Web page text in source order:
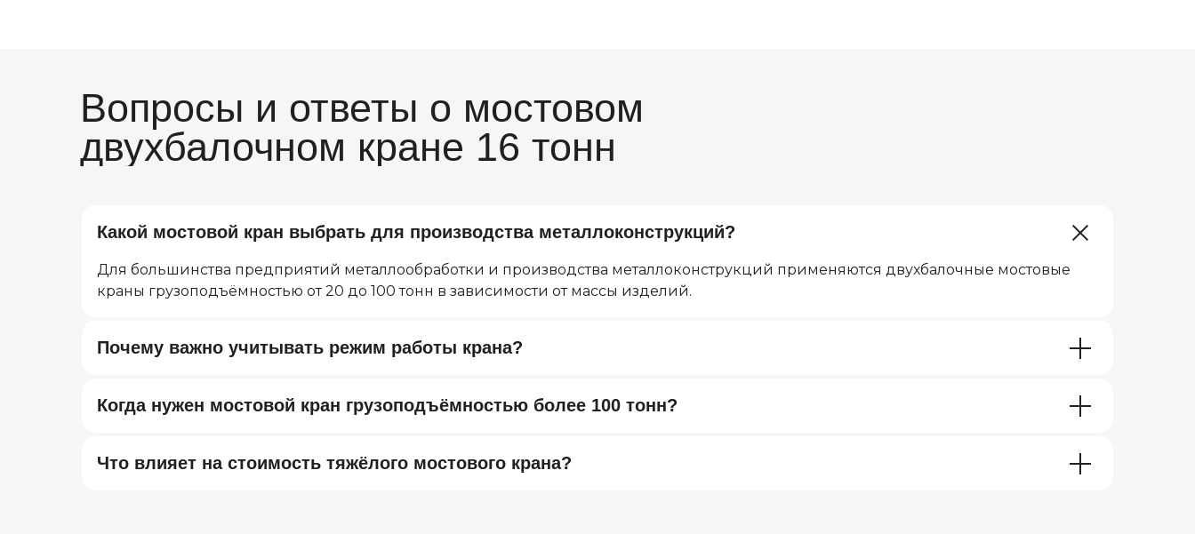
Какой мостовой кран выбрать для производства металлоконструкций?
Для большинства предприятий металлообработки и производства металлоконструкций применяются двухбалочные мостовые
краны грузоподъёмностью от 20 до 100 тонн в зависимости от массы изделий.
Почему важно учитывать режим работы крана?
Когда нужен мостовой кран грузоподъёмностью более 100 тонн?
Что влияет на стоимость тяжёлого мостового крана?
Новости
Возникли вопросы или предложения?